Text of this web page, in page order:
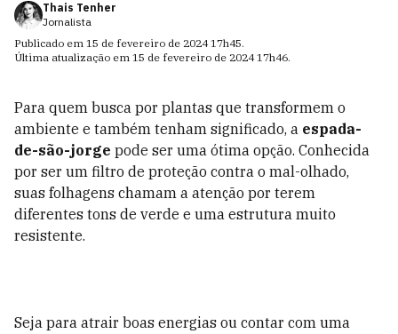
Thais Tenher
Jornalista
Publicado em 15 de fevereiro de 2024 17h45.
Última atualização em 15 de fevereiro de 2024 17h46.
Para quem busca por plantas que transformem o
ambiente e também tenham significado, a espada-
de-são-jorge pode ser uma ótima opção. Conhecida
por ser um filtro de proteção contra o mal-olhado,
suas folhagens chamam a atenção por terem
diferentes tons de verde e uma estrutura muito
resistente.
Seja para atrair boas energias ou contar com uma